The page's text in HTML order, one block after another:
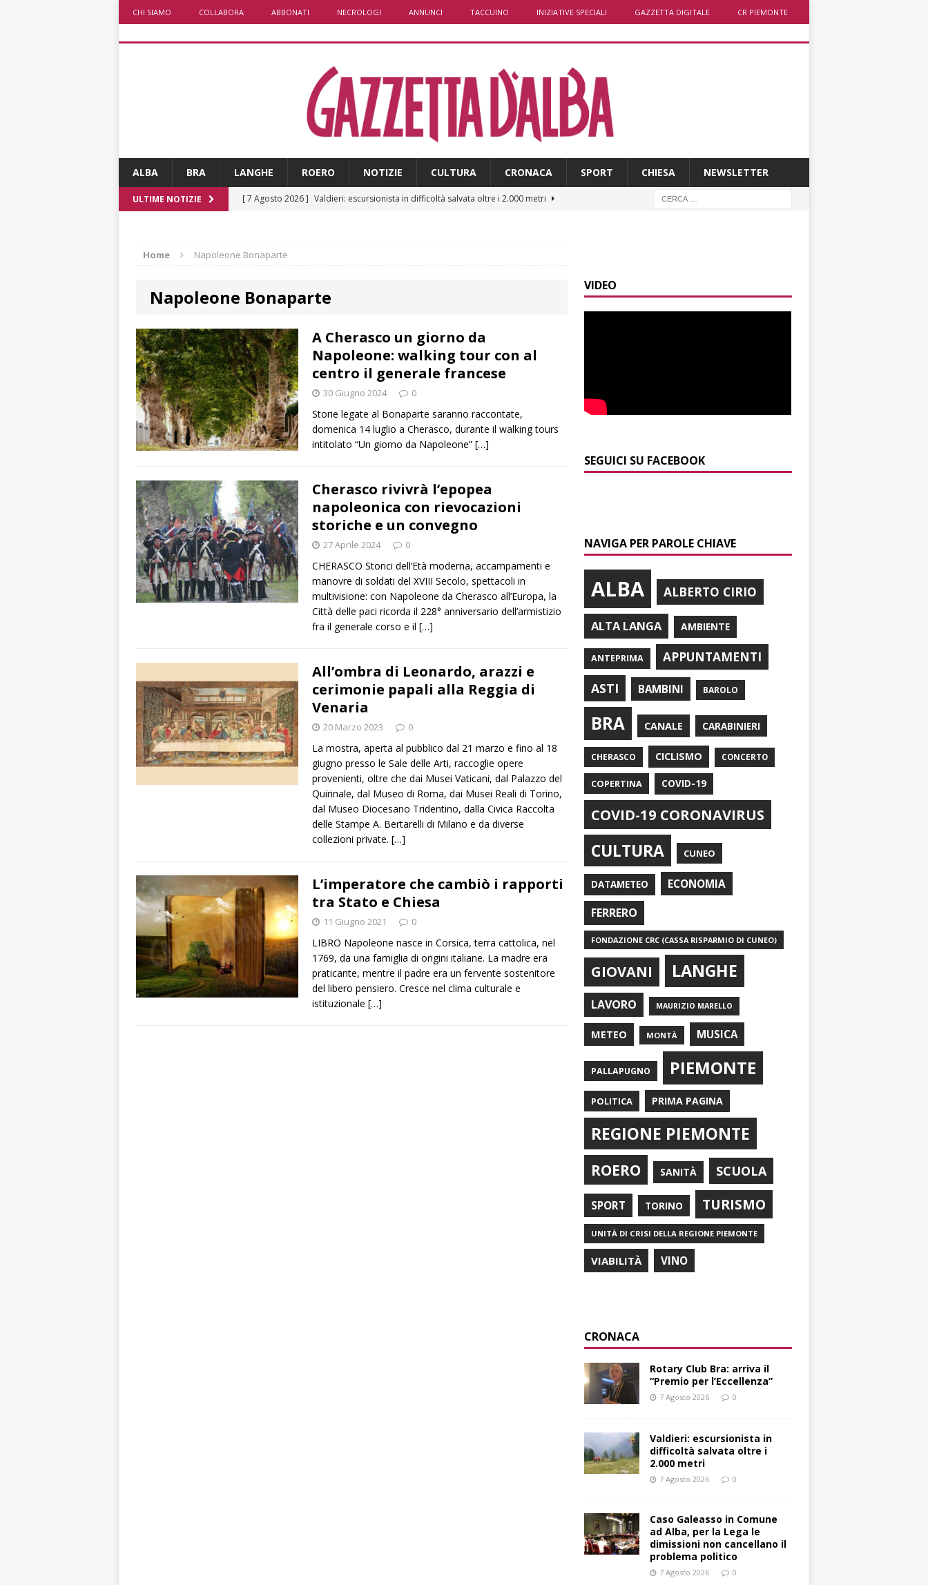
CHI SIAMO COLLABORA ABBONATI NECROLOGI ANNUNCI TACCUINO INIZIATIVE SPECIALI GAZZETTA DIGITALE CR PIEMONTE
ALBA BRA LANGHE ROERO NOTIZIE CULTURA CRONACA SPORT CHIESA NEWSLETTER
ULTIME NOTIZIE [ 7 Agosto 2026 ] Valdieri: escursionista in difficoltà salvata oltre i 2.000 metri
[ 7 Agosto 2026 ] ITINERARI / La ciclabile del Ponente ligure sui vecchi binari
[ 7 Agosto 2026 ]
Maltempo a Monticello d’Alba: crolla un palo dell’illuminazione
dello sferisterio
PRIMO PIANO
[ 7 Agosto 2026 ]
CULTURA
[ 7 Agosto 2026 ]
Alba: lunedì 10 agosto tornano le “Notti del vino”
ALBA
vitello
PRIMO PIANO
[ 7 Agosto 2026 ]
Rotary Club Bra: arriva il “Premio per l’Eccellenza” BRA
Home Napoleone Bonaparte
Napoleone Bonaparte
A Cherasco un giorno da
Napoleone: walking tour con al
centro il generale francese
30 Giugno 2024 0
Storie legate al Bonaparte saranno raccontate,
domenica 14 luglio a Cherasco, durante il walking tours
intitolato “Un giorno da Napoleone” […]
Cherasco rivivrà l’epopea
napoleonica con rievocazioni
storiche e un convegno
27 Aprile 2024 0
CHERASCO Storici dell’Età moderna, accampamenti e
manovre di soldati del XVIII Secolo, spettacoli in
multivisione: con Napoleone da Cherasco all’Europa, la
Città delle paci ricorda il 228° anniversario dell’armistizio
fra il generale corso e il […]
All’ombra di Leonardo, arazzi e
cerimonie papali alla Reggia di
Venaria
20 Marzo 2023 0
La mostra, aperta al pubblico dal 21 marzo e fino al 18
giugno presso le Sale delle Arti, raccoglie opere
provenienti, oltre che dai Musei Vaticani, dal Palazzo del
Quirinale, dal Museo di Roma, dai Musei Reali di Torino,
dal Museo Diocesano Tridentino, dalla Civica Raccolta
delle Stampe A. Bertarelli di Milano e da diverse
collezioni private. […]
L’imperatore che cambiò i rapporti
tra Stato e Chiesa
11 Giugno 2021 0
LIBRO Napoleone nasce in Corsica, terra cattolica, nel
1769, da una famiglia di origini italiane. La madre era
praticante, mentre il padre era un fervente sostenitore
del libero pensiero. Cresce nel clima culturale e
istituzionale […]
VIDEO
SEGUICI SU FACEBOOK
NAVIGA PER PAROLE CHIAVE
ALBA ALBERTO CIRIO
ALTA LANGA AMBIENTE
ANTEPRIMA
APPUNTAMENTI
ASTI
BAMBINI BAROLO
BRA CANALE CARABINIERI
CHERASCO CICLISMO CONCERTO
COPERTINA COVID-19
COVID-19 CORONAVIRUS
CULTURA CUNEO
DATAMETEO ECONOMIA
FERRERO
FONDAZIONE CRC (CASSA RISPARMIO DI CUNEO)
GIOVANI LANGHE
LAVORO MAURIZIO MARELLO
METEO MONTÀ MUSICA
PALLAPUGNO PIEMONTE
POLITICA PRIMA PAGINA
REGIONE PIEMONTE
ROERO SANITÀ SCUOLA
SPORT TORINO TURISMO
UNITÀ DI CRISI DELLA REGIONE PIEMONTE
VIABILITÀ VINO
CRONACA
Rotary Club Bra: arriva il
“Premio per l’Eccellenza”
7 Agosto 2026 0
Valdieri: escursionista in
difficoltà salvata oltre i
2.000 metri
7 Agosto 2026 0
Caso Galeasso in Comune
ad Alba, per la Lega le
dimissioni non cancellano il
problema politico
7 Agosto 2026 0